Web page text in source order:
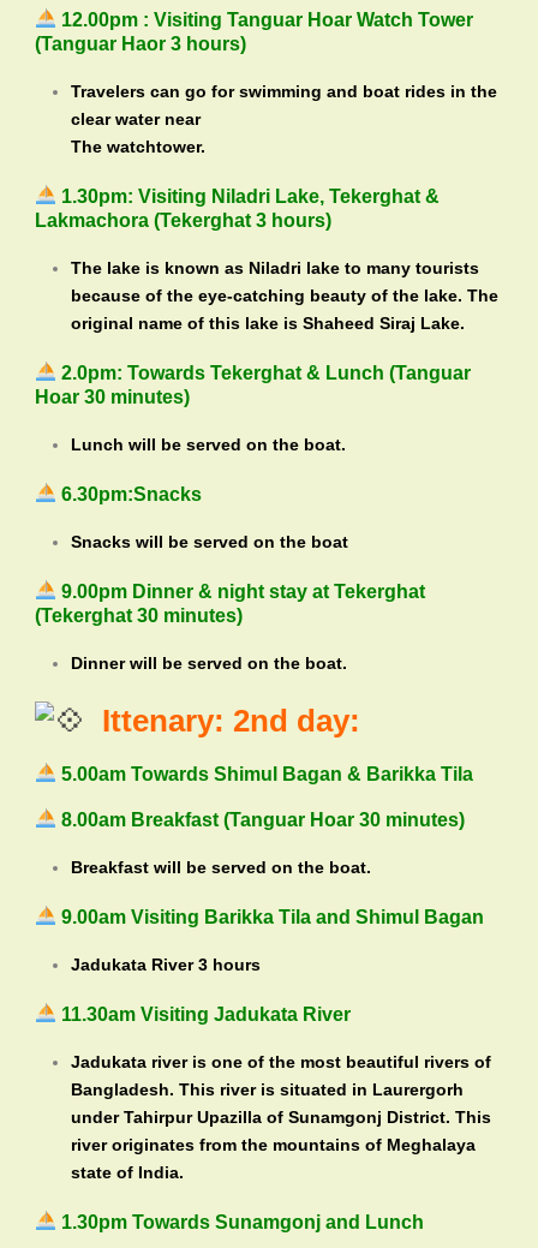
12.00pm : Visiting Tanguar Hoar Watch Tower
(Tanguar Haor 3 hours)
Travelers can go for swimming and boat rides in the
clear water near
The watchtower.
1.30pm: Visiting Niladri Lake, Tekerghat &
Lakmachora (Tekerghat 3 hours)
The lake is known as Niladri lake to many tourists
because of the eye-catching beauty of the lake. The
original name of this lake is Shaheed Siraj Lake.
2.0pm: Towards Tekerghat & Lunch (Tanguar
Hoar 30 minutes)
Lunch will be served on the boat.
6.30pm:Snacks
Snacks will be served on the boat
9.00pm Dinner & night stay at Tekerghat
(Tekerghat 30 minutes)
Dinner will be served on the boat.
Ittenary: 2nd day:
5.00am Towards Shimul Bagan & Barikka Tila
8.00am Breakfast (Tanguar Hoar 30 minutes)
Breakfast will be served on the boat.
9.00am Visiting Barikka Tila and Shimul Bagan
Jadukata River 3 hours
11.30am Visiting Jadukata River
Jadukata river is one of the most beautiful rivers of
Bangladesh. This river is situated in Laurergorh
under Tahirpur Upazilla of Sunamgonj District. This
river originates from the mountains of Meghalaya
state of India.
1.30pm Towards Sunamgonj and Lunch